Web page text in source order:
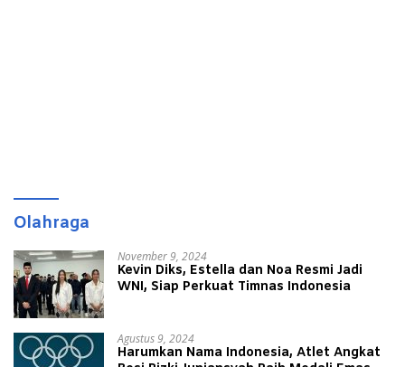
Olahraga
November 9, 2024
Kevin Diks, Estella dan Noa Resmi Jadi
WNI, Siap Perkuat Timnas Indonesia
Agustus 9, 2024
Harumkan Nama Indonesia, Atlet Angkat